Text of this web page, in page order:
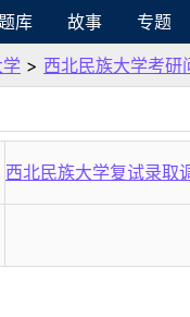
库 故事 专题
> 西北民族大学考研
西北民族大学复试录取